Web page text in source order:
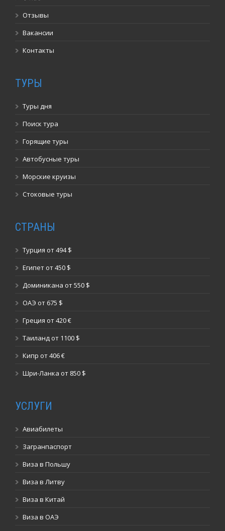
Отзывы
Вакансии
Контакты
ТУРЫ
Туры дня
Поиск тура
Горящие туры
Автобусные туры
Морские круизы
Стоковые туры
СТРАНЫ
Турция от 494 $
Египет от 450 $
Доминикана от 550 $
ОАЭ от 675 $
Греция от 420 €
Таиланд от 1100 $
Кипр от 406 €
Шри-Ланка от 850 $
УСЛУГИ
Авиабилеты
Загранпаспорт
Виза в Польшу
Виза в Литву
Виза в Китай
Виза в ОАЭ